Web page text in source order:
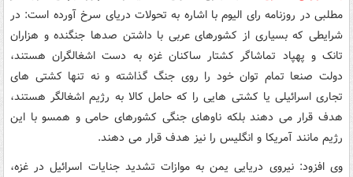
مطلبی در روزنامه رای الیوم با اشاره به تحولات دریای سرخ آورده است: در
شرایطی که بسیاری از کشورهای عربی با داشتن صدها جنگنده و هزاران
تانک و پهپاد تماشاگر کشتار ساکنان غزه به دست اشغالگران هستند،
دولت صنعا تمام توان خود را روی جنگ گذاشته و نه تنها کشتی های
تجاری اسرائیلی یا کشتی هایی را که حامل کالا به رژیم اشغالگر هستند،
هدف قرار می دهند بلکه ناوهای جنگی کشورهای حامی و همسو با این
رژیم مانند آمریکا و انگلیس را نیز هدف قرار می دهند.
وی افزود: نیروی دریایی یمن به موازات تشدید جنایات اسرائیل در غزه،